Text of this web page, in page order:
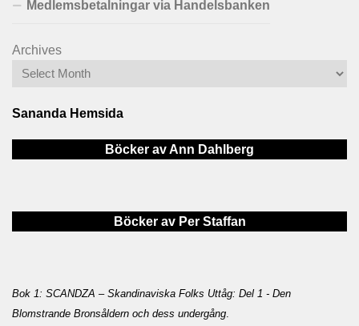
Medlemsbetalningar via Handelsbanken
Archives
Sananda Hemsida
Böcker av Ann Dahlberg
Böcker av Per Staffan
Bok 1: SCANDZA – Skandinaviska Folks Uttåg: Del 1 - Den
Blomstrande Bronsåldern och dess undergång.